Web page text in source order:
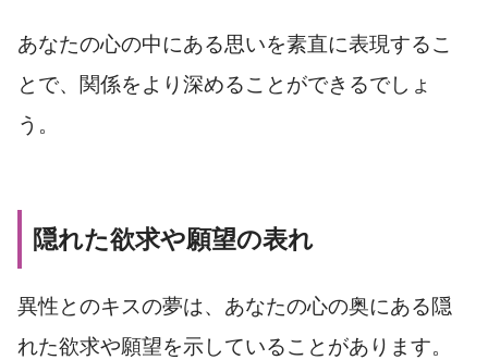
あなたの心の中にある思いを素直に表現するこ
とで、関係をより深めることができるでしょ
う。
隠れた欲求や願望の表れ
異性とのキスの夢は、あなたの心の奥にある隠
れた欲求や願望を示していることがあります。